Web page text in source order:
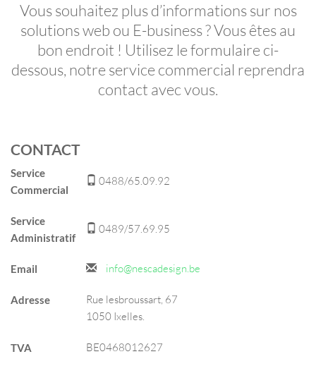
Vous souhaitez plus d’informations sur nos
solutions web ou E-business ? Vous êtes au
bon endroit ! Utilisez le formulaire ci-
dessous, notre service commercial reprendra
contact avec vous.
CONTACT
Service
Commercial
0488/65.09.92
Service
Administratif
0489/57.69.95
Email info@nescadesign.be
Adresse
Rue lesbroussart, 67
1050 Ixelles.
TVA BE0468012627